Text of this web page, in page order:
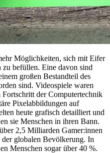
Möglichkeiten, sich mit Eifer
zu befüllen. Eine davon sind
großen Bestandteil des
sind. Videospiele waren
der Computertechnik
Pixelabbildungen auf
heute grafisch detailliert und
sie Menschen in ihren Bann.
2,5 Milliarden Gamer:innen
globalen Bevölkerung. In
Menschen sogar über 40 %.